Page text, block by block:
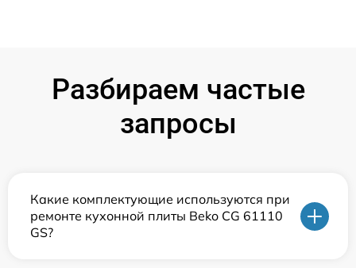
Разбираем частые
запросы
Какие комплектующие используются при
ремонте кухонной плиты Beko CG 61110
GS?